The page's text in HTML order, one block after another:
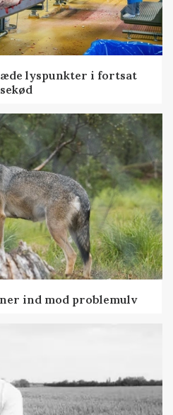
lyspunkter i fortsat
ind mod problemulv